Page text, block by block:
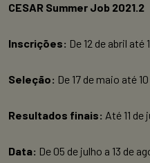
CESAR Summer Job 2021.2
Inscrições: De 12 de abril até
Seleção: De 17 de maio até
Resultados finais: Até 11 de
Data: De 05 de julho a 13 de